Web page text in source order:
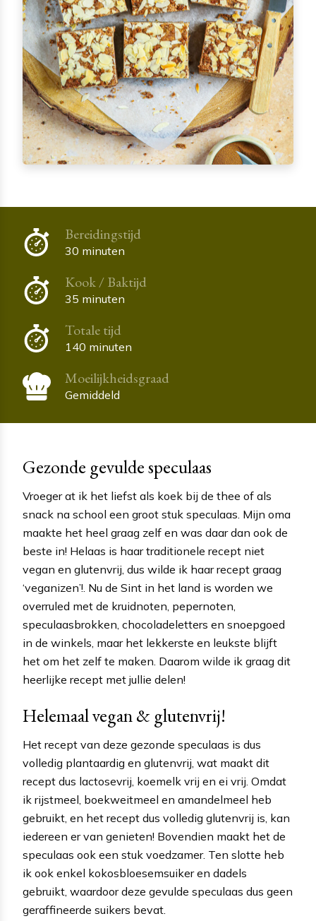
Bereidingstijd
30 minuten
Kook / Baktijd
35 minuten
Totale tijd
140 minuten
Moeilijkheidsgraad
Gemiddeld
Gezonde gevulde speculaas
Vroeger at ik het liefst als koek bij de thee of als
snack na school een groot stuk speculaas. Mijn oma
maakte het heel graag zelf en was daar dan ook de
beste in! Helaas is haar traditionele recept niet
vegan en glutenvrij, dus wilde ik haar recept graag
‘veganizen’!. Nu de Sint in het land is worden we
overruled met de kruidnoten, pepernoten,
speculaasbrokken, chocoladeletters en snoepgoed
in de winkels, maar het lekkerste en leukste blijft
het om het zelf te maken. Daarom wilde ik graag dit
heerlijke recept met jullie delen!
Helemaal vegan & glutenvrij!
Het recept van deze gezonde speculaas is dus
volledig plantaardig en glutenvrij, wat maakt dit
recept dus lactosevrij, koemelk vrij en ei vrij. Omdat
ik rijstmeel, boekweitmeel en amandelmeel heb
gebruikt, en het recept dus volledig glutenvrij is, kan
iedereen er van genieten! Bovendien maakt het de
speculaas ook een stuk voedzamer. Ten slotte heb
ik ook enkel kokosbloesemsuiker en dadels
gebruikt, waardoor deze gevulde speculaas dus geen
geraffineerde suikers bevat.